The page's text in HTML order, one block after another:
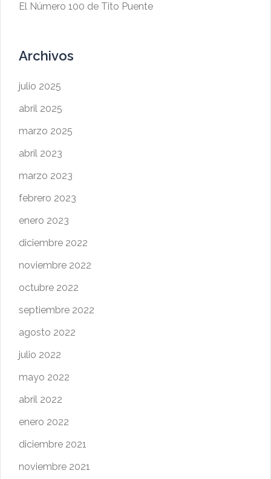
El Número 100 de Tito Puente
Archivos
julio 2025
abril 2025
marzo 2025
abril 2023
marzo 2023
febrero 2023
enero 2023
diciembre 2022
noviembre 2022
octubre 2022
septiembre 2022
agosto 2022
julio 2022
mayo 2022
abril 2022
enero 2022
diciembre 2021
noviembre 2021